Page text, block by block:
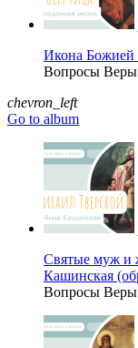
Икона Божией
Вопросы
chevron_left
Go to album
Святые муж и
Кашинская
Вопросы